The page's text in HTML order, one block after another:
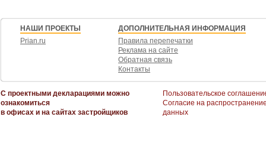
НАШИ ПРОЕКТЫ
Prian.ru
ДОПОЛНИТЕЛЬНАЯ ИНФОРМАЦИЯ
Правила перепечатки
Реклама на сайте
Обратная связь
Контакты
С проектными декларациями можно
ознакомиться
в офисах и на сайтах застройщиков
Пользовательское
Согласие на
данных